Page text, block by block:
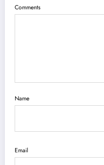
Comments
Name
Email